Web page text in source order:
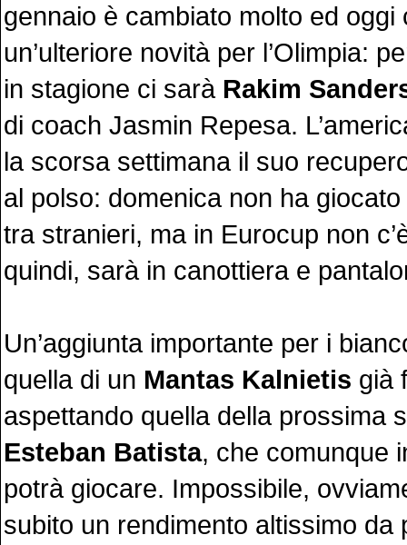
gennaio è cambiato molto ed oggi
un’ulteriore novità per l’Olimpia:
in stagione ci sarà Rakim
di coach Jasmin Repesa.
la scorsa settimana il suo
al polso: domenica non ha
tra stranieri, ma in Eurocup non
quindi, sarà in canottiera e
Un’aggiunta importante per i
quella di un Mantas Kalnietis già
aspettando quella della prossima
Esteban Batista, che comunque
potrà giocare. Impossibile,
subito un rendimento altissimo da